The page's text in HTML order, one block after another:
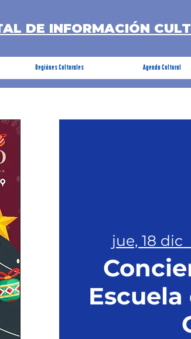
DE INFORMACIÓN
Regiónes Culturales Agenda Cultural
jue, 18 dic